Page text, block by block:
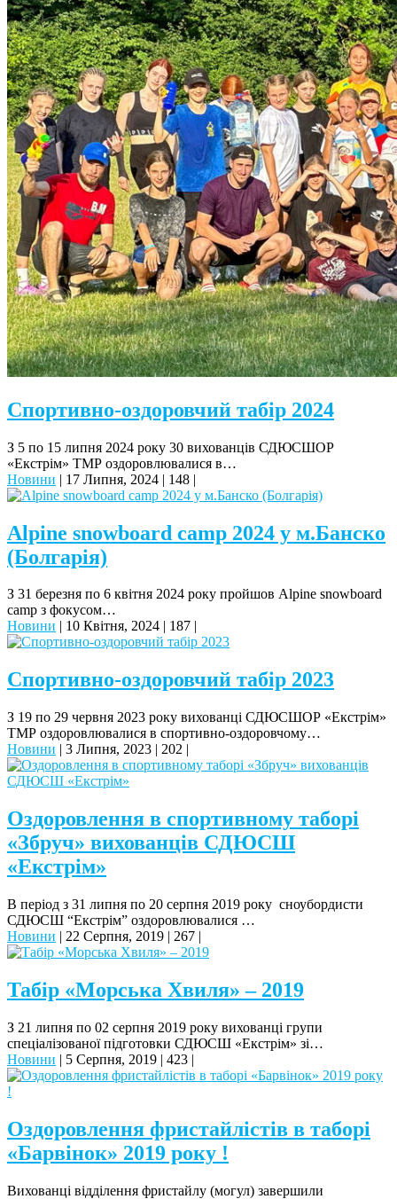
Спортивно-оздоровчий табір 2024
З 5 по 15 липня 2024 року 30 вихованців СДЮСШОР
«Екстрім» ТМР оздоровлювалися в…
Новини | 17 Липня, 2024 | 148 |
Alpine snowboard camp 2024 у м.Банско
(Болгарія)
З 31 березня по 6 квітня 2024 року пройшов Alpine snowboard
camp з фокусом…
Новини
10 Квітня, 2024 187
Спортивно-оздоровчий табір 2023
З 19 по 29 червня 2023 року вихованці СДЮСШОР «Екстрім»
ТМР оздоровлювалися в спортивно-оздоровчому…
Новини | 3 Липня, 2023 | 202 |
Оздоровлення в спортивному таборі
«Збруч» вихованців СДЮСШ
«Екстрім»
В період з 31 липня по 20 серпня 2019 року сноубордисти
СДЮСШ “Екстрім” оздоровлювалися …
Новини | 22 Серпня, 2019 | 267 |
Табір «Морська Хвиля» – 2019
З 21 липня по 02 серпня 2019 року вихованці групи
спеціалізованої підготовки СДЮСШ «Екстрім» зі…
Новини | 5 Серпня, 2019 | 423 |
Оздоровлення фристайлістів в таборі
«Барвінок» 2019 року !
Вихованці відділення фристайлу (могул) завершили